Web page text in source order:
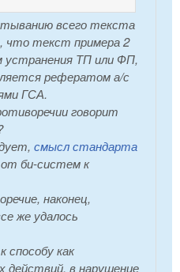
всего текста
что текст примера 2
устранения ТП или ФП,
рефератом а/с
ГСА.
говорит
смысл стандарта
би-систем к
наконец,
же удалось
способу как
действий, в нарушение